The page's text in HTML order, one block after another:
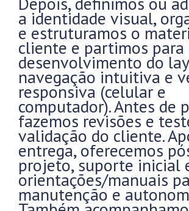
a identidade visual,
e estruturamos o
cliente e partimos para
desenvolvimento do
navegação intuitiva e
responsiva (celular e
computador). Antes de
fazemos revisões e
validação do cliente.
entrega, oferecemos
projeto, suporte inicial
orientações/manuais
manutenção e